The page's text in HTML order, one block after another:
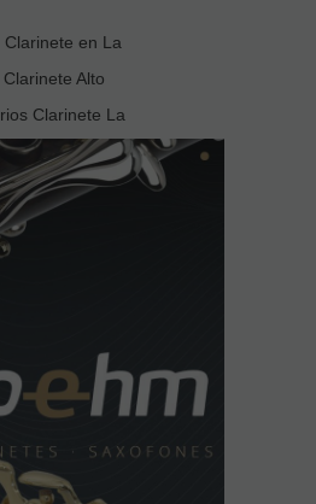
Clarinete en La
Alto
Clarinete La